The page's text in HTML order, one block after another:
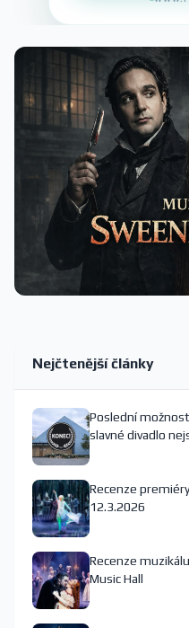
Nejčtenější články
Poslední možnost
slavné divadlo
Recenze
12.3.2026
Recenze
Music Hall